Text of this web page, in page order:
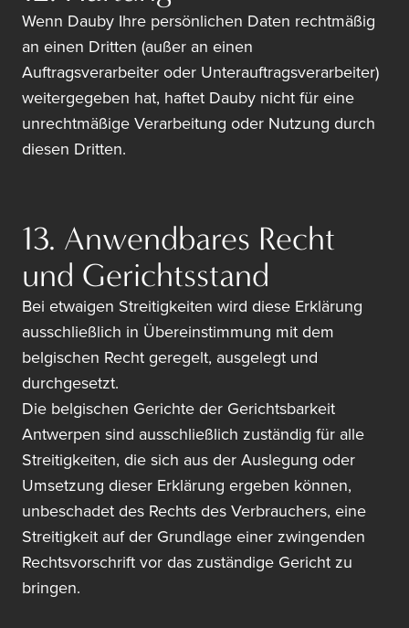
Wenn Dauby Ihre persönlichen Daten rechtmäßig
an einen Dritten (außer an einen
Auftragsverarbeiter oder Unterauftragsverarbeiter)
weitergegeben hat, haftet Dauby nicht für eine
unrechtmäßige Verarbeitung oder Nutzung durch
diesen Dritten.
13. Anwendbares Recht
und Gerichtsstand
Bei etwaigen Streitigkeiten wird diese Erklärung
ausschließlich in Übereinstimmung mit dem
belgischen Recht geregelt, ausgelegt und
durchgesetzt.
Die belgischen Gerichte der Gerichtsbarkeit
Antwerpen sind ausschließlich zuständig für alle
Streitigkeiten, die sich aus der Auslegung oder
Umsetzung dieser Erklärung ergeben können,
unbeschadet des Rechts des Verbrauchers, eine
Streitigkeit auf der Grundlage einer zwingenden
Rechtsvorschrift vor das zuständige Gericht zu
bringen.